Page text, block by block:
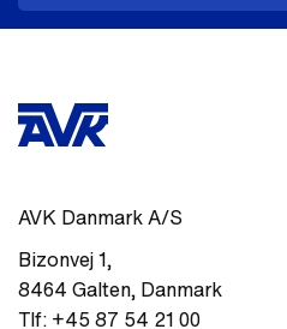
AVK Danmark A/S
Bizonvej 1,
8464 Galten, Danmark
Tlf: +45 87 54 21 00